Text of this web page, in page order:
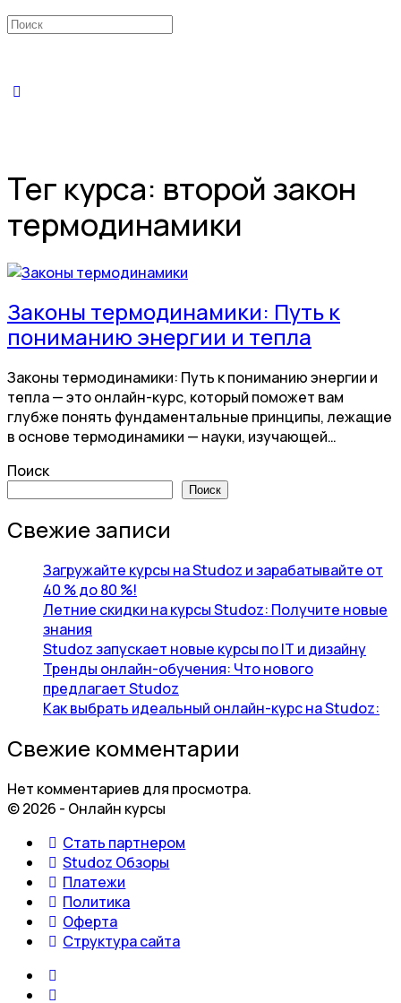
Искать:
Тег курса: второй закон
термодинамики
Законы термодинамики: Путь к
пониманию энергии и тепла
Законы термодинамики: Путь к пониманию энергии и
тепла — это онлайн-курс, который поможет вам
глубже понять фундаментальные принципы, лежащие
в основе термодинамики — науки, изучающей…
Поиск
Поиск
Свежие записи
Загружайте курсы на Studoz и зарабатывайте от
40 % до 80 %!
Летние скидки на курсы Studoz: Получите новые
знания
Studoz запускает новые курсы по IT и дизайну
Тренды онлайн-обучения: Что нового
предлагает Studoz
Как выбрать идеальный онлайн-курс на Studoz:
Свежие комментарии
Нет комментариев для просмотра.
© 2026 - Онлайн курсы
Стать партнером
Studoz Обзоры
Платежи
Политика
Оферта
Структура сайта